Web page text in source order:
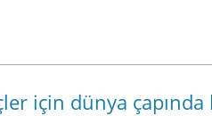
için dünya